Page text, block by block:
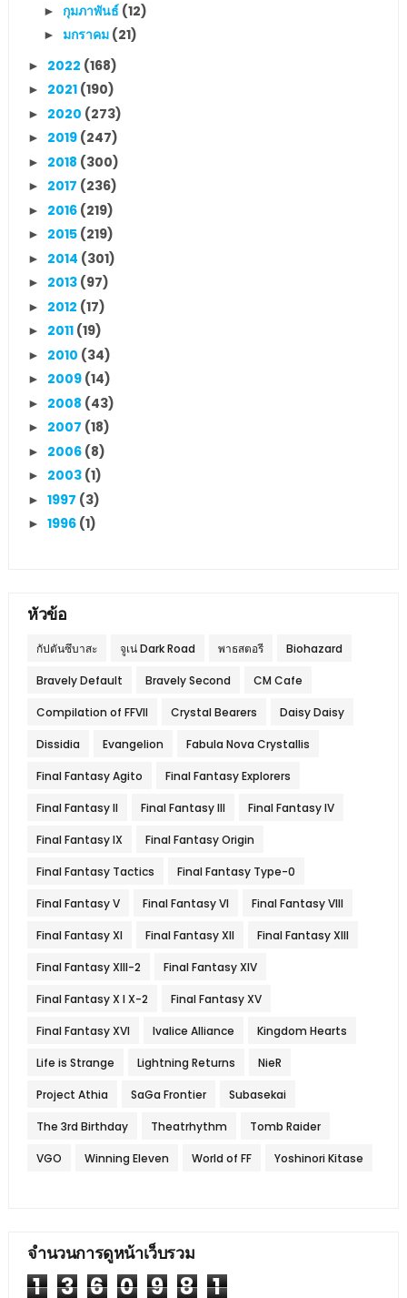
► กุมภาพันธ์ (12)
► มกราคม (21)
► 2022 (168)
► 2021 (190)
► 2020 (273)
► 2019 (247)
► 2018 (300)
► 2017 (236)
► 2016 (219)
► 2015 (219)
► 2014 (301)
► 2013 (97)
► 2012 (17)
► 2011 (19)
► 2010 (34)
► 2009 (14)
► 2008 (43)
► 2007 (18)
► 2006 (8)
► 2003 (1)
► 1997 (3)
► 1996 (1)
หัวข้อ
กัปตันซึบาสะ จูเน่ Dark Road พาธสตอรี Biohazard
Bravely Default Bravely Second CM Cafe
Compilation of FFVII Crystal Bearers Daisy Daisy
Dissidia Evangelion Fabula Nova Crystallis
Final Fantasy Agito Final Fantasy Explorers
Final Fantasy II Final Fantasy III Final Fantasy IV
Final Fantasy IX Final Fantasy Origin
Final Fantasy Tactics Final Fantasy Type-0
Final Fantasy V Final Fantasy VI Final Fantasy VIII
Final Fantasy XI Final Fantasy XII Final Fantasy XIII
Final Fantasy XIII-2 Final Fantasy XIV
Final Fantasy X l X-2 Final Fantasy XV
Final Fantasy XVI Ivalice Alliance Kingdom Hearts
Life is Strange Lightning Returns NieR
Project Athia SaGa Frontier Subasekai
The 3rd Birthday Theatrhythm Tomb Raider
VGO Winning Eleven World of FF Yoshinori Kitase
จำนวนการดูหน้าเว็บรวม
1 3 6 0 9 8 1